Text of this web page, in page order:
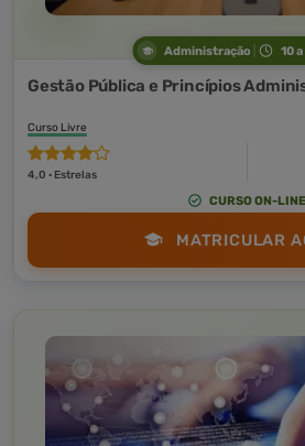
Administração 10
Gestão Pública e Princípios
Curso Livre
4,0 · Estrelas
CURSO ON-LINE
MATRICULAR